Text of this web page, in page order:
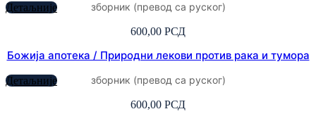
зборник (превод са руског)
600,00 РСД
Детаљније
Божија апотека / Природни лекови против рака и тумора
зборник (превод са руског)
600,00 РСД
Детаљније